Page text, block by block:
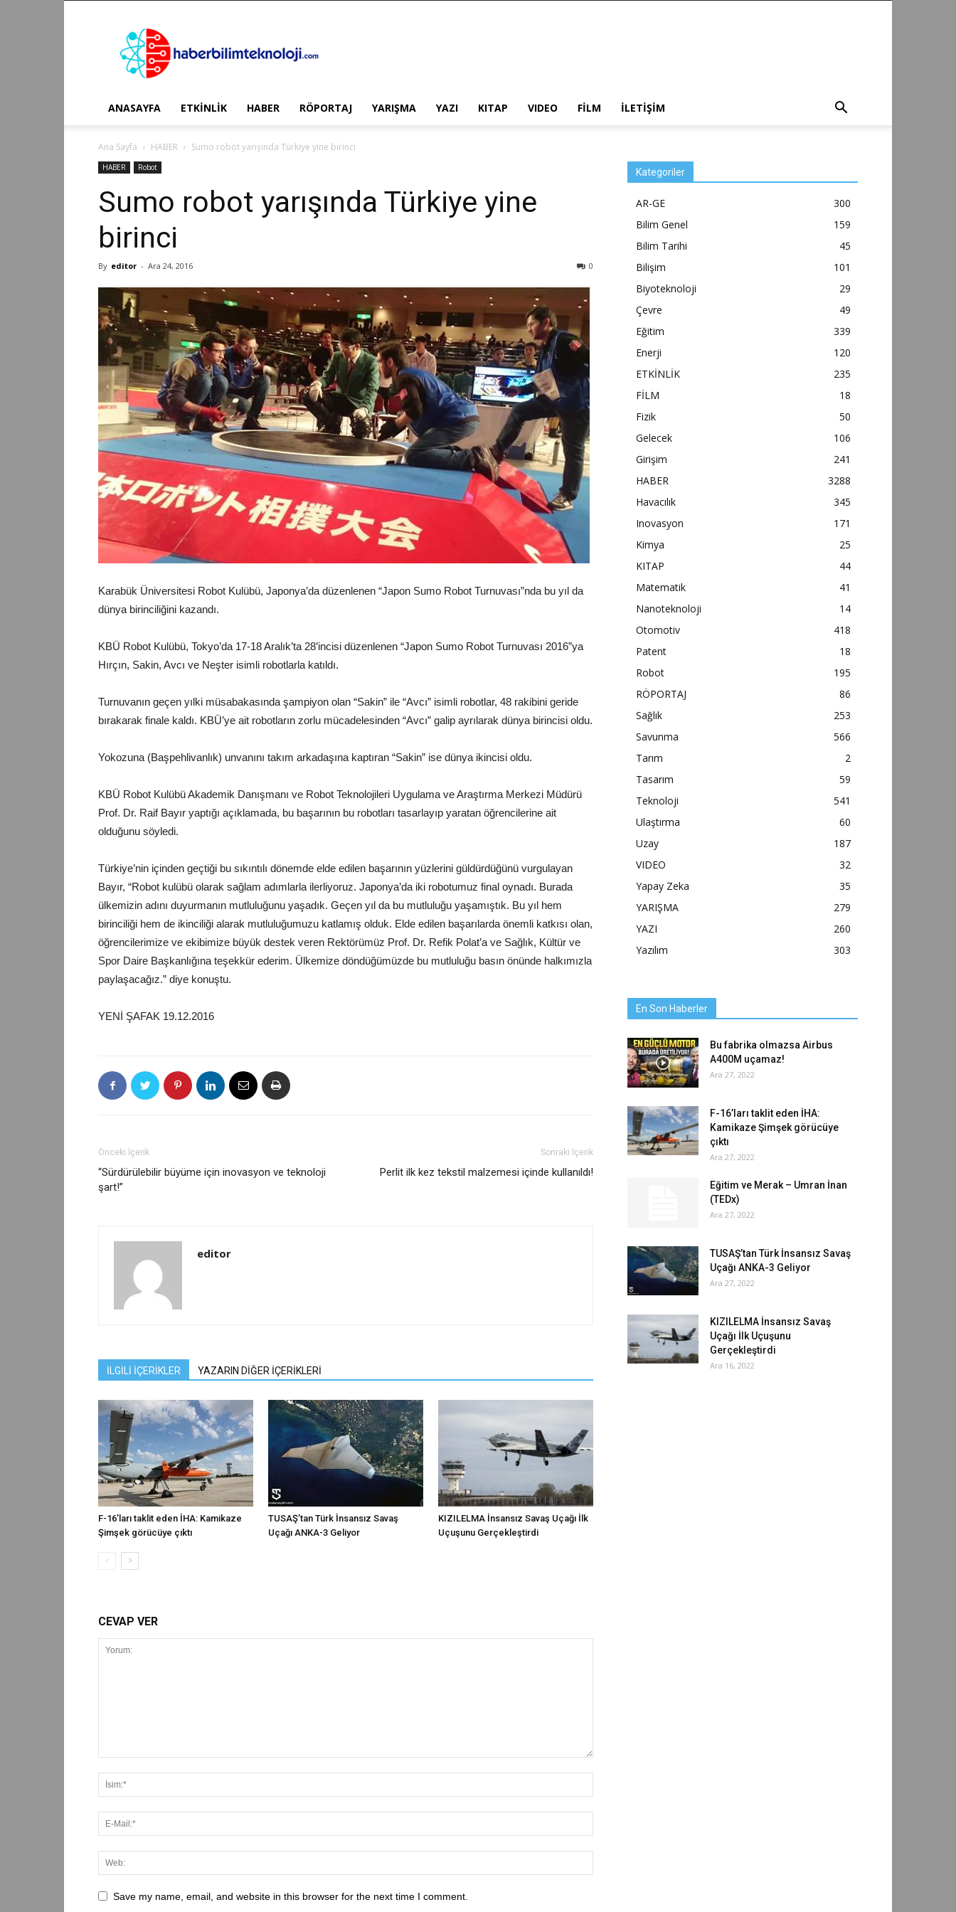
Haber
Bilim
Teknoloji
ANASAYFA ETKİNLİK HABER RÖPORTAJ YARIŞMA YAZI KITAP VIDEO FİLM İLETİŞİM
Ana Sayfa HABER Sumo robot yarışında Türkiye yine birinci
HABER Robot
Sumo robot yarışında Türkiye yine
birinci
By editor - Ara 24, 2016 0
Karabük Üniversitesi Robot Kulübü, Japonya’da düzenlenen “Japon Sumo Robot Turnuvası”nda bu yıl da
dünya birinciliğini kazandı.
KBÜ Robot Kulübü, Tokyo’da 17-18 Aralık’ta 28’incisi düzenlenen “Japon Sumo Robot Turnuvası 2016”ya
Hırçın, Sakin, Avcı ve Neşter isimli robotlarla katıldı.
Turnuvanın geçen yılki müsabakasında şampiyon olan “Sakin” ile “Avcı” isimli robotlar, 48 rakibini geride
bırakarak finale kaldı. KBÜ’ye ait robotların zorlu mücadelesinden “Avcı” galip ayrılarak dünya birincisi oldu.
Yokozuna (Başpehlivanlık) unvanını takım arkadaşına kaptıran “Sakin” ise dünya ikincisi oldu.
KBÜ Robot Kulübü Akademik Danışmanı ve Robot Teknolojileri Uygulama ve Araştırma Merkezi Müdürü
Prof. Dr. Raif Bayır yaptığı açıklamada, bu başarının bu robotları tasarlayıp yaratan öğrencilerine ait
olduğunu söyledi.
Türkiye’nin içinden geçtiği bu sıkıntılı dönemde elde edilen başarının yüzlerini güldürdüğünü vurgulayan
Bayır, “Robot kulübü olarak sağlam adımlarla ilerliyoruz. Japonya’da iki robotumuz final oynadı. Burada
ülkemizin adını duyurmanın mutluluğunu yaşadık. Geçen yıl da bu mutluluğu yaşamıştık. Bu yıl hem
birinciliği hem de ikinciliği alarak mutluluğumuzu katlamış olduk. Elde edilen başarılarda önemli katkısı olan,
öğrencilerimize ve ekibimize büyük destek veren Rektörümüz Prof. Dr. Refik Polat’a ve Sağlık, Kültür ve
Spor Daire Başkanlığına teşekkür ederim. Ülkemize döndüğümüzde bu mutluluğu basın önünde halkımızla
paylaşacağız.” diye konuştu.
YENİ ŞAFAK 19.12.2016
Önceki İçerik
“Sürdürülebilir büyüme için inovasyon ve teknoloji
şart!”
Sonraki İçerik
Perlit ilk kez tekstil malzemesi içinde kullanıldı!
editor
İLGİLİ İÇERİKLER YAZARIN DİĞER İÇERİKLERİ
F-16’ları taklit eden İHA: Kamikaze
Şimşek görücüye çıktı
TUSAŞ’tan Türk İnsansız Savaş
Uçağı ANKA-3 Geliyor
KIZILELMA İnsansız Savaş Uçağı İlk
Uçuşunu Gerçekleştirdi
CEVAP VER
Save my name, email, and website in this browser for the next time I comment.
Kategoriler
AR-GE
300
Bilim Genel
159
Bilim Tarihi
45
Bilişim
101
Biyoteknoloji
29
Çevre
49
Eğitim
339
Enerji
120
ETKİNLİK
235
FİLM
18
Fizik
50
Gelecek
106
Girişim
241
HABER
3288
Havacılık
345
Inovasyon
171
Kimya
25
KITAP
44
Matematik
41
Nanoteknoloji
14
Otomotiv
418
Patent
18
Robot
195
RÖPORTAJ
86
Sağlık
253
Savunma
566
Tarım
2
Tasarım
59
Teknoloji
541
Ulaştırma
60
Uzay
187
VIDEO
32
Yapay Zeka
35
YARIŞMA
279
YAZI
260
Yazılım
303
En Son Haberler
Bu fabrika olmazsa Airbus
A400M uçamaz!
Ara 27, 2022
F-16’ları taklit eden İHA:
Kamikaze Şimşek görücüye
çıktı
Ara 27, 2022
Eğitim ve Merak – Umran İnan
(TEDx)
Ara 27, 2022
TUSAŞ’tan Türk İnsansız Savaş
Uçağı ANKA-3 Geliyor
Ara 27, 2022
KIZILELMA İnsansız Savaş
Uçağı İlk Uçuşunu
Gerçekleştirdi
Ara 16, 2022